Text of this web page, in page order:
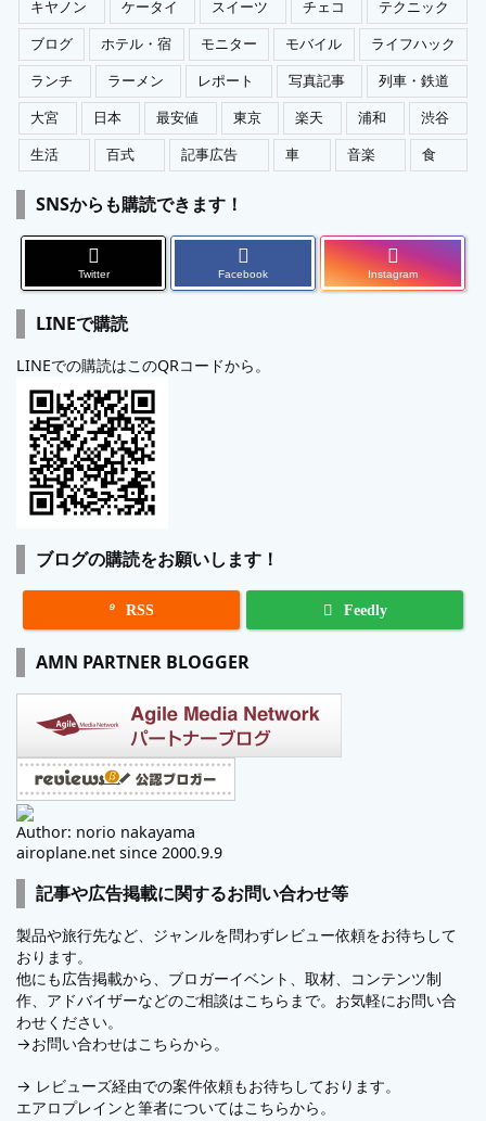
キヤノン
ケータイ スイーツ チェコ
テクニック
ブログ
ホテル・宿 モニター モバイル
ライフハック
ランチ
ラーメン レポート 写真記事
列車・鉄道
大宮
日本 最安値 東京 楽天 浦和
渋谷
生活
百式 記事広告 車 音楽 食
SNSからも購読できます！
Twitter Facebook Instagram
LINEで購読
LINEでの購読はこのQRコードから。
ブログの購読をお願いします！
 RSS Feedly
AMN PARTNER BLOGGER
Author: norio nakayama
airoplane.net since 2000.9.9
記事や広告掲載に関するお問い合わせ等
製品や旅行先など、ジャンルを問わずレビュー依頼をお待ちして
おります。
他にも広告掲載から、ブロガーイベント、取材、コンテンツ制
作、アドバイザーなどのご相談はこちらまで。お気軽にお問い合
わせください。
→お問い合わせはこちらから。
→ レビューズ経由での案件依頼もお待ちしております。
エアロプレインと筆者についてはこちらから。